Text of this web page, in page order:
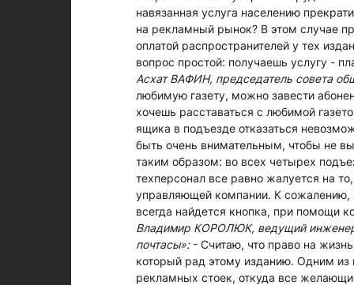
навязанная услуга населению
на рекламный рынок? В этом случае
оплатой распространителей у тех
вопрос простой: получаешь услугу -
Асхат ВАФИН, председатель совета
любимую газету, можно завести
хочешь расставаться с любимой
ящика в подъезде отказаться
быть очень внимательным, чтобы не
таким образом: во всех четырех
техперсонал все равно жалуется на
управляющей компании. К сожалению,
всегда найдется кнопка, при помощи
Владимир КОРОЛЮК, ведущий инженер
почтасы»: - Считаю, что право на
который рад этому изданию. Одним из
рекламных стоек, откуда все